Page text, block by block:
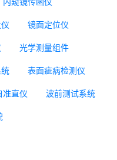
镜面定位仪
光学测量组件
表面疵病检测仪
准直仪 波前测试系统